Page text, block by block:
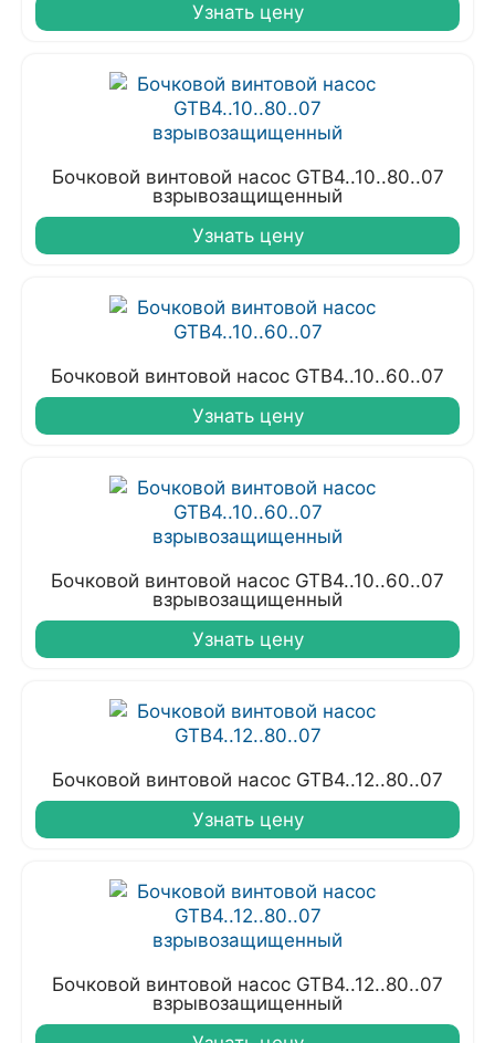
Узнать цену
Бочковой винтовой насос GTB4..10..80..07
взрывозащищенный
Узнать цену
Бочковой винтовой насос GTB4..10..60..07
Узнать цену
Бочковой винтовой насос GTB4..10..60..07
взрывозащищенный
Узнать цену
Бочковой винтовой насос GTB4..12..80..07
Узнать цену
Бочковой винтовой насос GTB4..12..80..07
взрывозащищенный